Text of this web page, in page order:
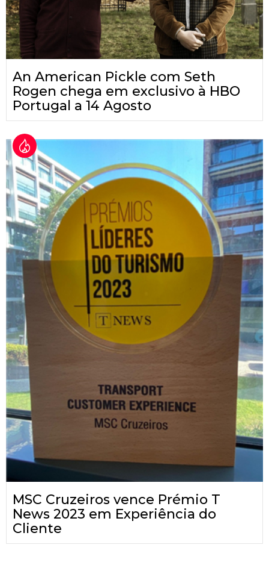
An American Pickle com Seth
Rogen chega em exclusivo à HBO
Portugal a 14 Agosto
MSC Cruzeiros vence Prémio T
News 2023 em Experiência do
Cliente